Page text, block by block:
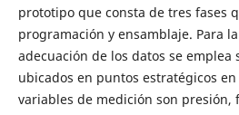
prototipo que consta de tres fases
programación y ensamblaje. Para
adecuación de los datos se emplea
ubicados en puntos estratégicos en
variables de medición son presión,